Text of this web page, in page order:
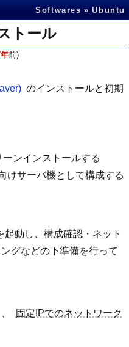
Softwares Ubuntu
トール
前)
のインストールと初期
ンインストールする
けサーバ機として構成する
動し、構成確認・ネット
グなどの下準備を行って
固定IPでのネットワーク